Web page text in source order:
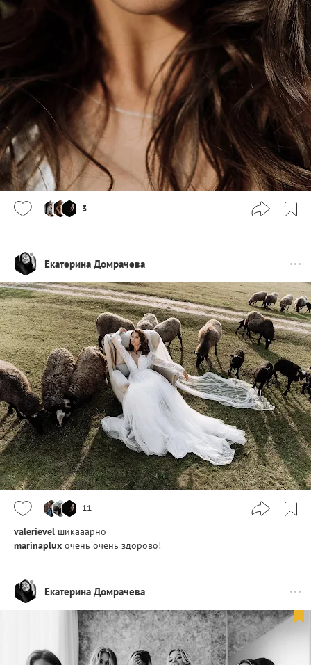
3
Екатерина Домрачева
11
valerievel шикааарно
marinaplux очень очень здорово!
Екатерина Домрачева